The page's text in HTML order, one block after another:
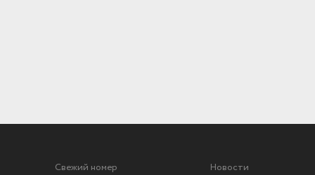
Свежий номер Новости